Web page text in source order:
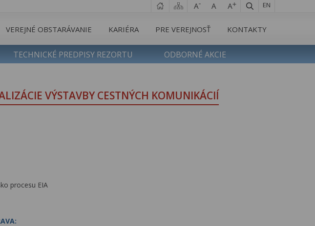
EN
VEREJNÉ OBSTARÁVANIE KARIÉRA PRE VEREJNOSŤ KONTAKTY
TECHNICKÉ PREDPISY REZORTU ODBORNÉ AKCIE
VÝSTAVBY CESTNÝCH KOMUNIKÁCIÍ
procesu EIA